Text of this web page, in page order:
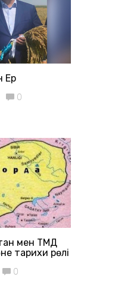
Ер
0
мен ТМД
тарихи рөлі
0